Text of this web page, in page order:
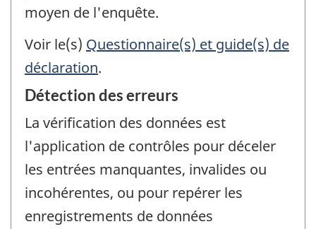
moyen de l'enquête.
Voir le(s) Questionnaire(s) et guide(s) de
déclaration.
Détection des erreurs
La vérification des données est
l'application de contrôles pour déceler
les entrées manquantes, invalides ou
incohérentes, ou pour repérer les
enregistrements de données